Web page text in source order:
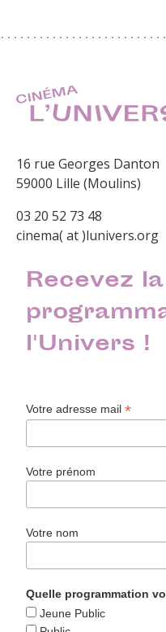
16 rue Georges Danton
59000 Lille (Moulins)
03 20 52 73 48
cinema( at )lunivers.org
Recevez la
l'Univers !
Votre adresse mail*
Votre prénom
Votre nom
Quelle programmation
Jeune Public